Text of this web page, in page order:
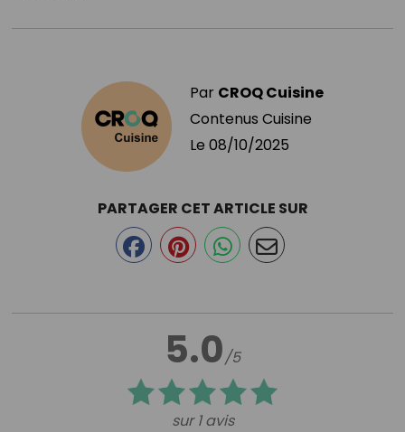
Par CROQ Cuisine
Contenus Cuisine
Le 08/10/2025
5.0/5
sur 1 avis
PARTAGER CET ARTICLE SUR